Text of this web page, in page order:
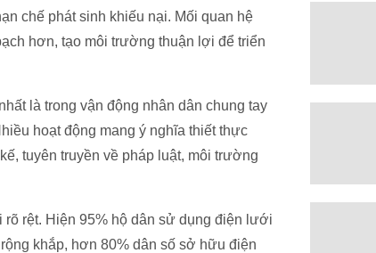
chế phát sinh khiếu nại. Mối quan hệ
hơn, tạo môi trường thuận lợi để triển
là trong vận động nhân dân chung tay
hoạt động mang ý nghĩa thiết thực
tuyên truyền về pháp luật, môi trường
rệt. Hiện 95% hộ dân sử dụng điện lưới
khắp, hơn 80% dân số sở hữu điện